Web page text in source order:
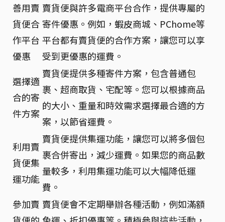
善用賣
貨便合
作平台
優惠
賣貨便與許多電商平台合作，提供專屬的
寄件優惠。例如，蝦皮商城、PChome等
平台都有賣貨便的合作方案，讓您可以享
受到更優惠的運費。
選擇適
合的寄
件方案
賣貨便提供多種寄件方案，包含普通包
裹、超商取貨、宅配等。您可以根據商品
的大小、重量和時效需求選擇最合適的方
案，以節省運費。
利用賣
貨便集
運功能
賣貨便提供集運功能，讓您可以將多個包
裹合併寄出，減少運費。如果您的商品數
量較多，利用集運功能可以大幅降低運
費。
參加賣 賣貨便會不定期舉辦各種活動，例如滿額